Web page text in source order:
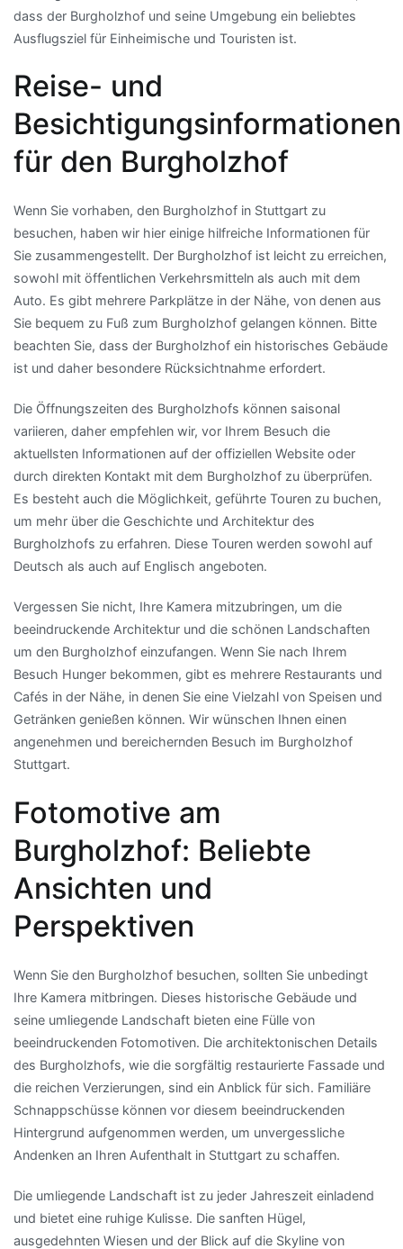
dass der Burgholzhof und seine Umgebung ein beliebtes
Ausflugsziel für Einheimische und Touristen ist.
Reise- und
Besichtigungsinformationen
für den Burgholzhof
Wenn Sie vorhaben, den Burgholzhof in Stuttgart zu
besuchen, haben wir hier einige hilfreiche Informationen für
Sie zusammengestellt. Der Burgholzhof ist leicht zu erreichen,
sowohl mit öffentlichen Verkehrsmitteln als auch mit dem
Auto. Es gibt mehrere Parkplätze in der Nähe, von denen aus
Sie bequem zu Fuß zum Burgholzhof gelangen können. Bitte
beachten Sie, dass der Burgholzhof ein historisches Gebäude
ist und daher besondere Rücksichtnahme erfordert.
Die Öffnungszeiten des Burgholzhofs können saisonal
variieren, daher empfehlen wir, vor Ihrem Besuch die
aktuellsten Informationen auf der offiziellen Website oder
durch direkten Kontakt mit dem Burgholzhof zu überprüfen.
Es besteht auch die Möglichkeit, geführte Touren zu buchen,
um mehr über die Geschichte und Architektur des
Burgholzhofs zu erfahren. Diese Touren werden sowohl auf
Deutsch als auch auf Englisch angeboten.
Vergessen Sie nicht, Ihre Kamera mitzubringen, um die
beeindruckende Architektur und die schönen Landschaften
um den Burgholzhof einzufangen. Wenn Sie nach Ihrem
Besuch Hunger bekommen, gibt es mehrere Restaurants und
Cafés in der Nähe, in denen Sie eine Vielzahl von Speisen und
Getränken genießen können. Wir wünschen Ihnen einen
angenehmen und bereichernden Besuch im Burgholzhof
Stuttgart.
Fotomotive am
Burgholzhof: Beliebte
Ansichten und
Perspektiven
Wenn Sie den Burgholzhof besuchen, sollten Sie unbedingt
Ihre Kamera mitbringen. Dieses historische Gebäude und
seine umliegende Landschaft bieten eine Fülle von
beeindruckenden Fotomotiven. Die architektonischen Details
des Burgholzhofs, wie die sorgfältig restaurierte Fassade und
die reichen Verzierungen, sind ein Anblick für sich. Familiäre
Schnappschüsse können vor diesem beeindruckenden
Hintergrund aufgenommen werden, um unvergessliche
Andenken an Ihren Aufenthalt in Stuttgart zu schaffen.
Die umliegende Landschaft ist zu jeder Jahreszeit einladend
und bietet eine ruhige Kulisse. Die sanften Hügel,
ausgedehnten Wiesen und der Blick auf die Skyline von